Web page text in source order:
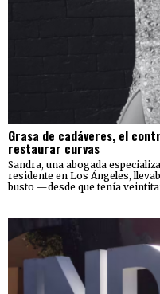
Grasa de cadáveres, el
restaurar curvas
Sandra, una abogada
residente en Los Ángeles,
busto —desde que tenía